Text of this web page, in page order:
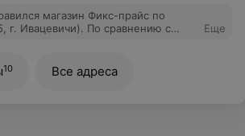
магазин Фикс-прайс по
По сравнению с
Еще
10 Все адреса